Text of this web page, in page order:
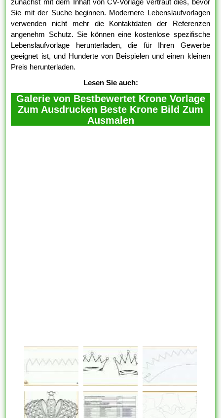
Sie mit der Suche beginnen. Modernere Lebenslaufvorlagen
verwenden nicht mehr die Kontaktdaten der Referenzen
angenehm Schutz. Sie können eine kostenlose spezifische
Lebenslaufvorlage herunterladen, die für Ihren Gewerbe
geeignet ist, und Hunderte von Beispielen und einen kleinen
Preis herunterladen.
Lesen Sie auch:
Galerie von Bestbewertet Krone Vorlage
Zum Ausdrucken Beste Krone Bild Zum
Ausmalen